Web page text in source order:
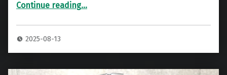
Continue reading“MESA/BOOGIE DUAL RECTIFIRE HEAD ヘッドアンプ 専用ハードケース”
…
2025-08-13